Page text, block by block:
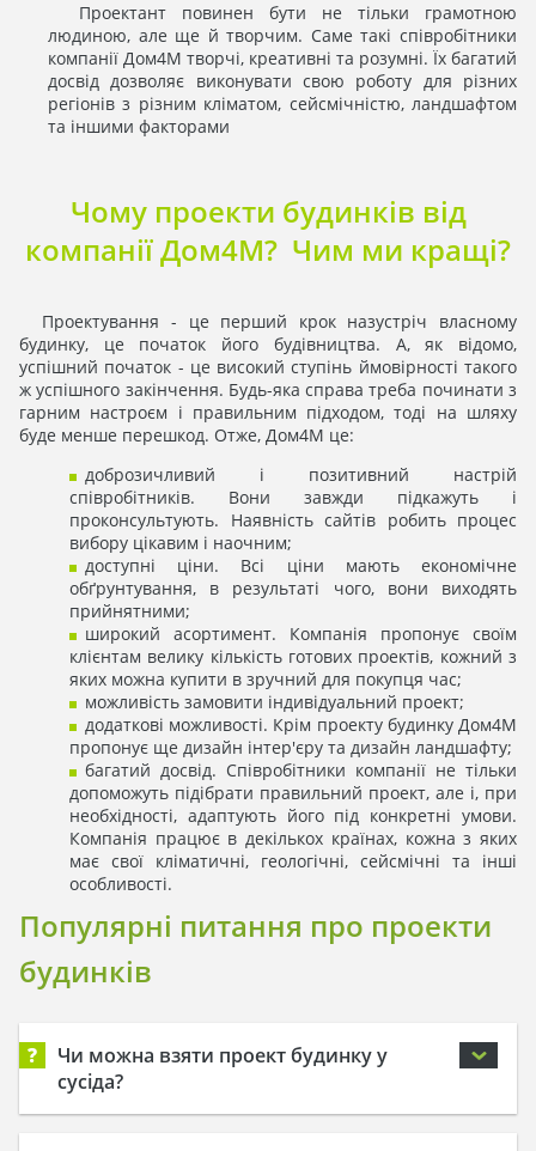
Проектант повинен бути не тільки грамотною
людиною, але ще й творчим. Саме такі співробітники
компанії Дом4М творчі, креативні та розумні. Їх багатий
досвід дозволяє виконувати свою роботу для різних
регіонів з різним кліматом, сейсмічністю, ландшафтом
та іншими факторами
Чому проекти будинків від
компанії Дом4М? Чим ми кращі?
Проектування - це перший крок назустріч власному
будинку, це початок його будівництва. А, як відомо,
успішний початок - це високий ступінь ймовірності такого
ж успішного закінчення. Будь-яка справа треба починати з
гарним настроєм і правильним підходом, тоді на шляху
буде менше перешкод. Отже, Дом4М це:
доброзичливий і позитивний настрій
співробітників. Вони завжди підкажуть і
проконсультують. Наявність сайтів робить процес
вибору цікавим і наочним;
доступні ціни. Всі ціни мають економічне
обґрунтування, в результаті чого, вони виходять
прийнятними;
широкий асортимент. Компанія пропонує своїм
клієнтам велику кількість готових проектів, кожний з
яких можна купити в зручний для покупця час;
можливість замовити індивідуальний проект;
додаткові можливості. Крім проекту будинку Дом4М
пропонує ще дизайн інтер'єру та дизайн ландшафту;
багатий досвід. Співробітники компанії не тільки
допоможуть підібрати правильний проект, але і, при
необхідності, адаптують його під конкретні умови.
Компанія працює в декількох країнах, кожна з яких
має свої кліматичні, геологічні, сейсмічні та інші
особливості.
Популярні питання про проекти
будинків
?
Чи можна взяти проект будинку у
сусіда?